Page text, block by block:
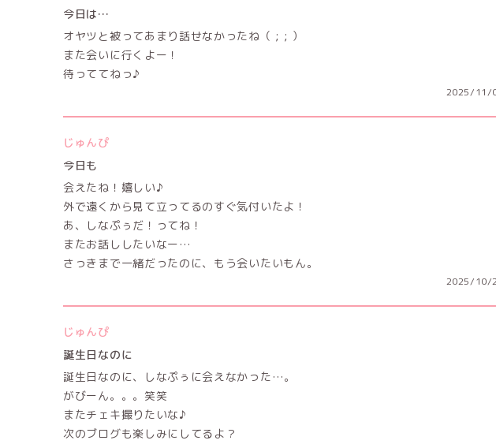
今日は…
オヤツと被ってあまり話せなかったね（ ; ; ）
また会いに行くよー！
待っててねっ♪
2025/11/
じゅんぴ
今日も
会えたね！嬉しい♪
外で遠くから見て立ってるのすぐ気付いたよ！
あ、しなぷぅだ！ってね！
またお話ししたいなー…
さっきまで一緒だったのに、もう会いたいもん。
2025/10/
じゅんぴ
誕生日なのに
誕生日なのに、しなぷぅに会えなかった…。
がびーん。。。笑笑
またチェキ撮りたいな♪
次のブログも楽しみにしてるよ？